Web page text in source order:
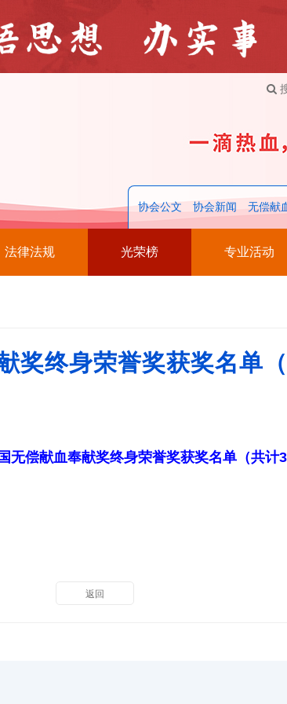
协会公文 协会新闻 无偿献
法律法规 光荣榜 专业活动
终身荣誉奖获奖名单
无偿献血奉献奖终身荣誉奖获奖名单（共计
返回